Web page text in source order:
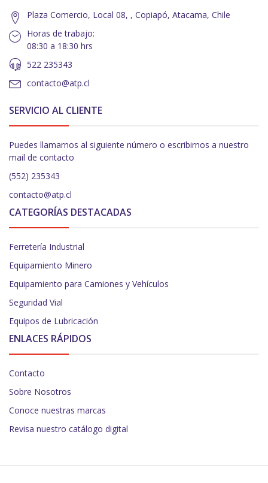
Plaza Comercio, Local 08, , Copiapó, Atacama, Chile
Horas de trabajo:
08:30 a 18:30 hrs
522 235343
contacto@atp.cl
SERVICIO AL CLIENTE
Puedes llamarnos al siguiente número o escribirnos a nuestro
mail de contacto
(552) 235343
contacto@atp.cl
CATEGORÍAS DESTACADAS
Ferretería Industrial
Equipamiento Minero
Equipamiento para Camiones y Vehículos
Seguridad Vial
Equipos de Lubricación
ENLACES RÁPIDOS
Contacto
Sobre Nosotros
Conoce nuestras marcas
Revisa nuestro catálogo digital